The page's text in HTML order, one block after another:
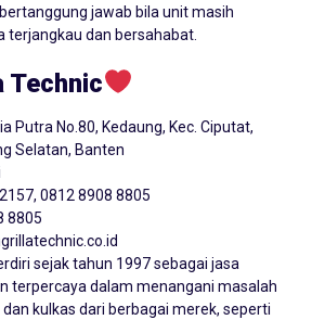
jawab bila unit masih
terjangkau dan bersahabat.
Technic
Putra No.80, Kedaung, Kec. Ciputat,
Selatan, Banten
0812 8908 8805
8805
sejak tahun 1997 sebagai jasa
terpercaya dalam menangani masalah
kulkas dari berbagai merek, seperti